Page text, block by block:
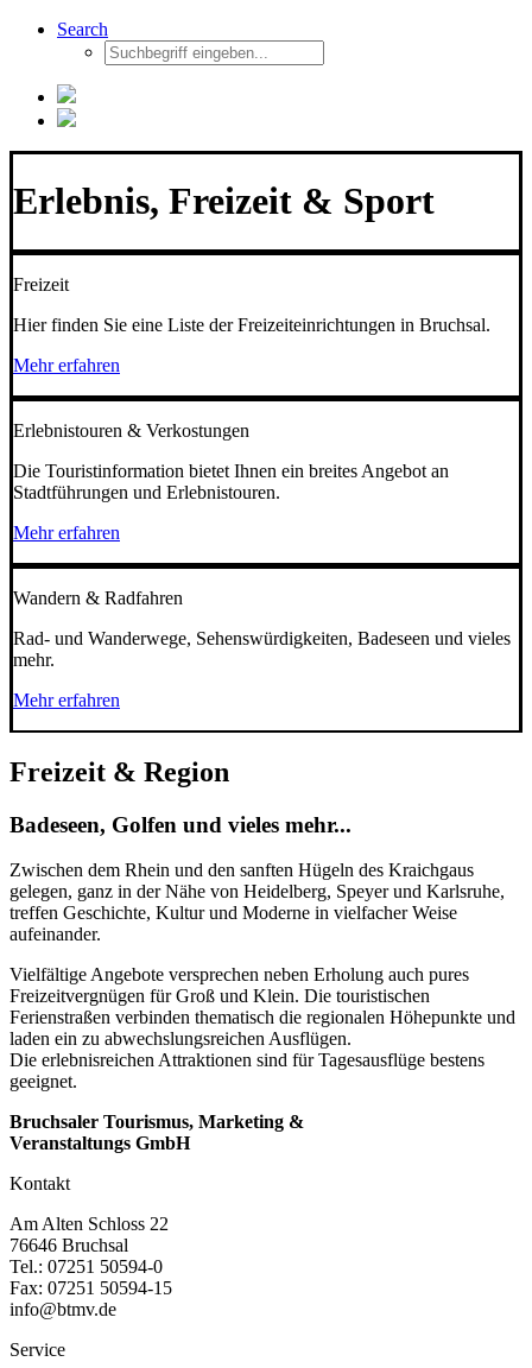
Search
Erlebnis, Freizeit & Sport
Freizeit
Hier finden Sie eine Liste der Freizeiteinrichtungen in Bruchsal.
Mehr erfahren
Erlebnistouren & Verkostungen
Die Touristinformation bietet Ihnen ein breites Angebot an
Stadtführungen und Erlebnistouren.
Mehr erfahren
Wandern & Radfahren
Rad- und Wanderwege, Sehenswürdigkeiten, Badeseen und vieles
mehr.
Mehr erfahren
Freizeit & Region
Badeseen, Golfen und vieles mehr...
Zwischen dem Rhein und den sanften Hügeln des Kraichgaus
gelegen, ganz in der Nähe von Heidelberg, Speyer und Karlsruhe,
treffen Geschichte, Kultur und Moderne in vielfacher Weise
aufeinander.
Vielfältige Angebote versprechen neben Erholung auch pures
Freizeitvergnügen für Groß und Klein. Die touristischen
Ferienstraßen verbinden thematisch die regionalen Höhepunkte und
laden ein zu abwechslungsreichen Ausflügen.
Die erlebnisreichen Attraktionen sind für Tagesausflüge bestens
geeignet.
Bruchsaler Tourismus, Marketing &
Veranstaltungs GmbH
Kontakt
Am Alten Schloss 22
76646 Bruchsal
Tel.: 07251 50594-0
Fax: 07251 50594-15
info@btmv.de
Service